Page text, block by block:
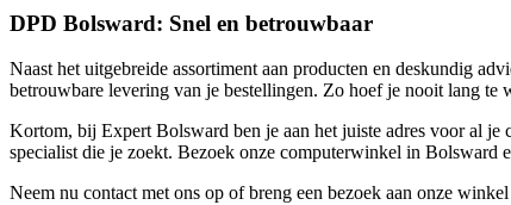
DPD Bolsward: Snel en betrouwbaar
Naast het uitgebreide assortiment aan producten en deskundig
betrouwbare levering van je bestellingen. Zo hoef je nooit lang te
Kortom, bij Expert Bolsward ben je aan het juiste adres voor al
specialist die je zoekt. Bezoek onze computerwinkel in Bolsward
Neem nu contact met ons op of breng een bezoek aan onze